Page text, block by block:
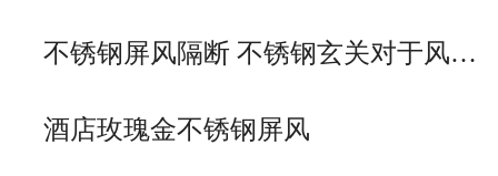
不锈钢屏风隔断 不锈钢玄关对于风…
酒店玫瑰金不锈钢屏风